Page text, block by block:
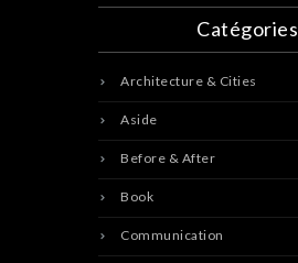
Catégories
Architecture & Cities
Aside
Before & After
Book
Communication